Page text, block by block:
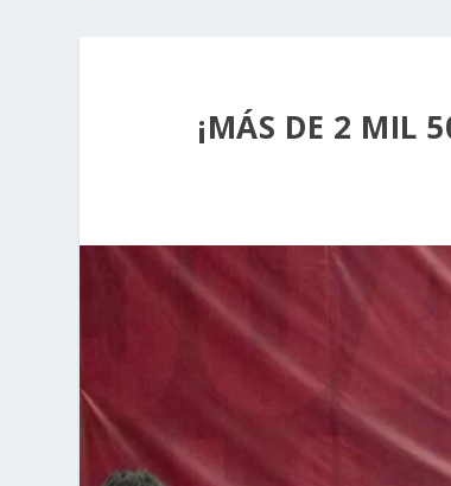
¡MÁS DE 2 MIL